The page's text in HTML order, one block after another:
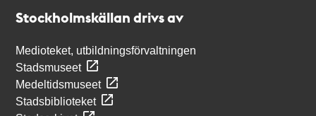
Stockholmskällan drivs av
Medioteket, utbildningsförvaltningen
Stadsmuseet
Medeltidsmuseet
Stadsbiblioteket